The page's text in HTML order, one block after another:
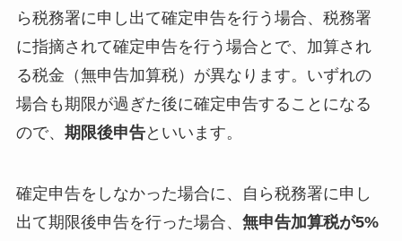
ら税務署に申し出て確定申告を行う場合、税務署
に指摘されて確定申告を行う場合とで、加算され
る税金（無申告加算税）が異なります。いずれの
場合も期限が過ぎた後に確定申告することになる
ので、 期限後申告といいます。
確定申告をしなかった場合に、自ら税務署に申し
出て期限後申告を行った場合、 無申告加算税が5%